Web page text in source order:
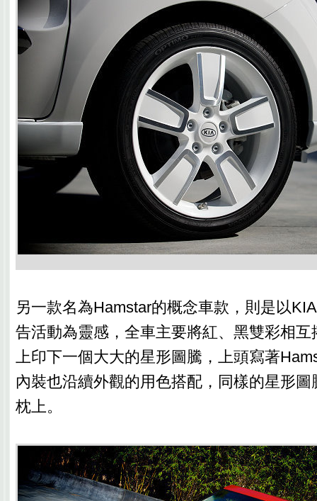
另一款名為Hamstar的概念車款，則是以
告活動為靈感，全車主要將紅、黑雙彩相
上印下一個大大的星形圖騰，上頭寫著
內裝也沿續外觀的用色搭配，同樣的星形
枕上。